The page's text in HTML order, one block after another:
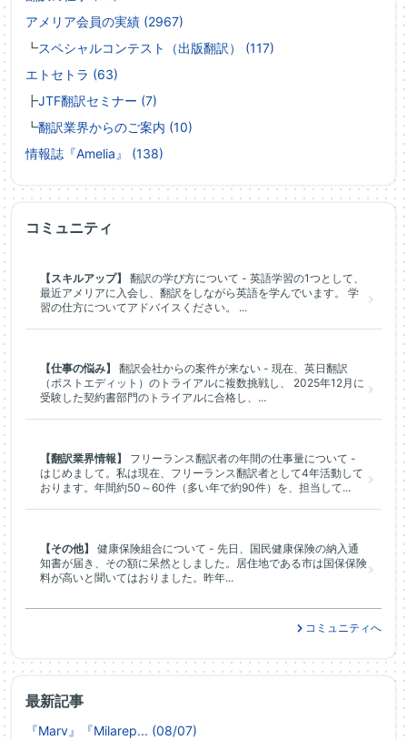
アメリア会員の実績 (2967)
┗スペシャルコンテスト（出版翻訳） (117)
エトセトラ (63)
┣JTF翻訳セミナー (7)
┗翻訳業界からのご案内 (10)
情報誌『Amelia』 (138)
最新記事
『Marv』『Milarep... (08/07)
コミュニティ
【スキルアップ】
翻訳の学び方について - 英語学習の1つとして、
最近アメリアに入会し、翻訳をしながら英語を学んでいます。 学
習の仕方についてアドバイスください。 ...
【仕事の悩み】
翻訳会社からの案件が来ない - 現在、英日翻訳
（ポストエディット）のトライアルに複数挑戦し、 2025年12月に
受験した契約書部門のトライアルに合格し、...
【翻訳業界情報】
フリーランス翻訳者の年間の仕事量について -
はじめまして。私は現在、フリーランス翻訳者として4年活動して
おります。年間約50～60件（多い年で約90件）を、担当して...
【その他】
健康保険組合について - 先日、国民健康保険の納入通
知書が届き、その額に呆然としました。居住地である市は国保保険
料が高いと聞いてはおりました。昨年...
コミュニティへ